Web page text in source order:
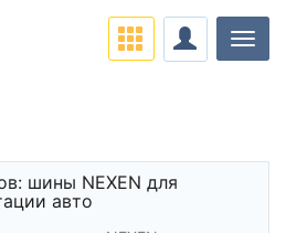
шины NEXEN для
авто